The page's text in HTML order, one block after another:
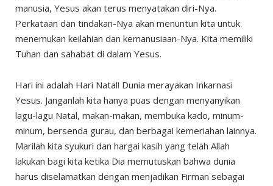
manusia, Yesus akan terus menyatakan diri-Nya.
Perkataan dan tindakan-Nya akan menuntun kita untuk
menemukan keilahian dan kemanusiaan-Nya. Kita memiliki
Tuhan dan sahabat di dalam Yesus.
Hari ini adalah Hari Natal! Dunia merayakan Inkarnasi
Yesus. Janganlah kita hanya puas dengan menyanyikan
lagu-lagu Natal, makan-makan, membuka kado, minum-
minum, bersenda gurau, dan berbagai kemeriahan lainnya.
Marilah kita syukuri dan hargai kasih yang telah Allah
lakukan bagi kita ketika Dia memutuskan bahwa dunia
harus diselamatkan dengan menjadikan Firman sebagai